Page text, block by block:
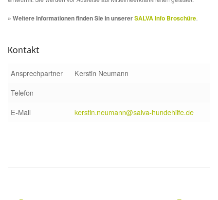
Partnertierheim in Bulgarien
Partnertierheim in Polen
» Weitere Informationen finden Sie in unsererSALVA Info Broschüre.
Kontakt
Ansprechpartner
Kerstin Neumann
Telefon
E-Mail
kerstin.neumann@salva-hundehilfe.de